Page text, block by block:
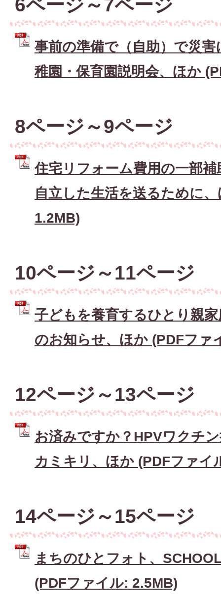
6ページ～7ページ
事前の準備で（自助）で災
稚園・保育園説明会、ほか
8ページ～9ページ
住宅リフォーム費用の一部
自立した生活を送るために
1.2MB)
10ページ～11ページ
子どもを養育するひとり親
のお知らせ、ほか (PDFファ
12ページ～13ページ
お済みですか？HPVワクチ
カミキリ、ほか (PDFファイ
14ページ～15ページ
まちのひとフォト、
(PDFファイル: 2.5MB)